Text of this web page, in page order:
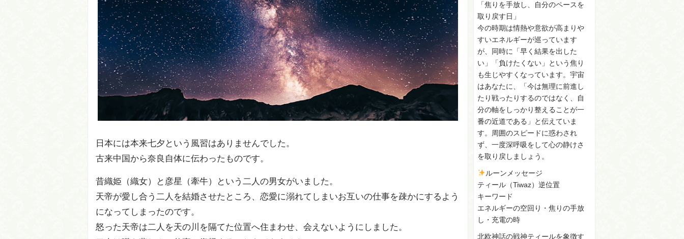
日本には本来七夕という風習はありませんでした。
古来中国から奈良自体に伝わったものです。
昔織姫（織女）と彦星（牽牛）という二人の男女がいました。
天帝が愛し合う二人を結婚させたところ、恋愛に溺れてしまいお互いの仕事を疎かにするよう
になってしまったのです。
怒った天帝は二人を天の川を隔てた位置へ住まわせ、会えないようにしました。
「焦りを手放し、自分のペースを
取り戻す日」
今の時期は情熱や意欲が高まりや
すいエネルギーが巡っています
が、同時に「早く結果を出した
い」「負けたくない」という焦り
も生じやすくなっています。宇宙
はあなたに、「今は無理に前進し
たり戦ったりするのではなく、自
分の軸をしっかり整えることが一
番の近道である」と伝えていま
す。周囲のスピードに惑わされ
ず、一度深呼吸をして心の静けさ
を取り戻しましょう。
ルーンメッセージ
ティール（Tiwaz）逆位置
キーワード
エネルギーの空回り・焦りの手放
し・充電の時
北欧神話の戦神ティールを象徴す